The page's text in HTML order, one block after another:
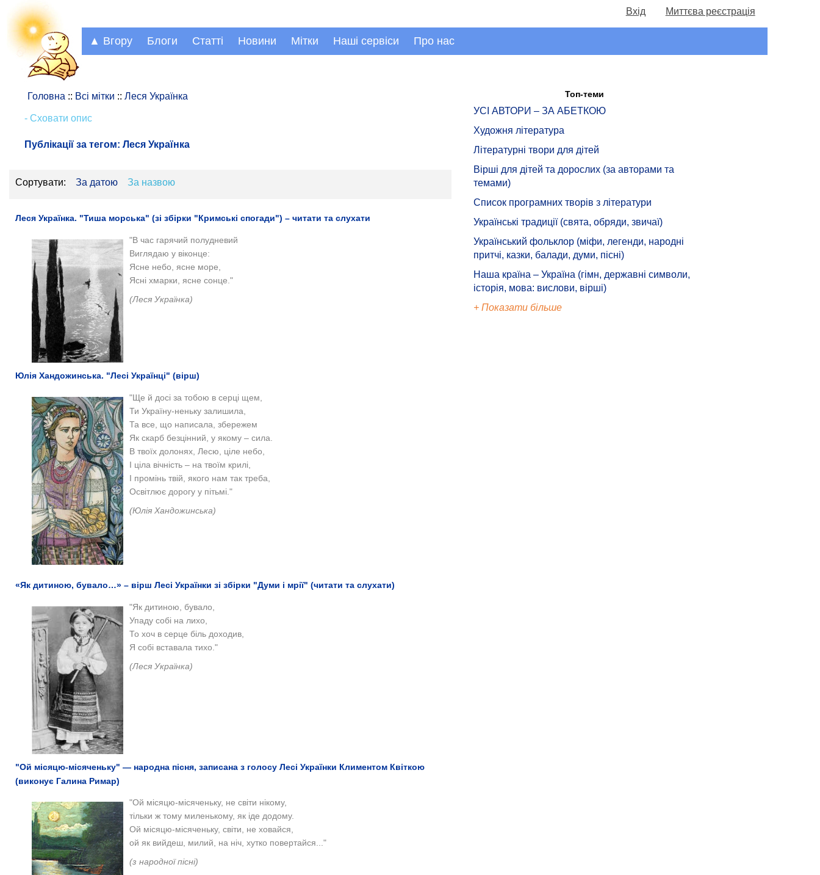
Вхід Миттєва реєстрація
▲ Вгору Блоги Статті Новини Мітки Наші сервіси Про нас
Головна :: Всі мітки :: Леся Українка
- Сховати опис
Публікації за тегом: Леся Українка
Сортувати: За датою За назвою
Леся Українка. "Тиша морська" (зі збірки "Кримські спогади") – читати та слухати
"В час гарячий полудневий
Виглядаю у віконце:
Ясне небо, ясне море,
Ясні хмарки, ясне сонце."
(Леся Українка)
Юлія Хандожинська. "Лесі Українці" (вірш)
"Ще й досі за тобою в серці щем,
Ти Україну-неньку залишила,
Та все, що написала, збережем
Як скарб безцінний, у якому – сила.
В твоїх долонях, Лесю, ціле небо,
І ціла вічність – на твоїм крилі,
І промінь твій, якого нам так треба,
Освітлює дорогу у пітьмі."
(Юлія Хандожинська)
«Як дитиною, бувало…» – вірш Лесі Українки зі збірки "Думи і мрії" (читати та слухати)
"Як дитиною, бувало,
Упаду собі на лихо,
То хоч в серце біль доходив,
Я собі вставала тихо."
(Леся Українка)
"Ой місяцю-місяченьку" — народна пісня, записана з голосу Лесі Українки Климентом Квіткою
(виконує Галина Римар)
"Ой місяцю-місяченьку, не світи нікому,
тільки ж тому миленькому, як іде додому.
Ой місяцю-місяченьку, світи, не ховайся,
ой як вийдеш, милий, на ніч, хутко повертайся..."
(з народної пісні)
Топ-теми
УСІ АВТОРИ – ЗА АБЕТКОЮ
Художня література
Літературні твори для дітей
Вірші для дітей та дорослих (за авторами та
темами)
Список програмних творів з літератури
Українські традиції (свята, обряди, звичаї)
Український фольклор (міфи, легенди, народні
притчі, казки, балади, думи, пісні)
Наша країна – Україна (гімн, державні символи,
історія, мова: вислови, вірші)
+ Показати більше